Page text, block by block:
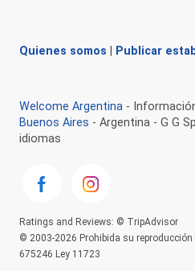
Quienes somos Publicar
Welcome Argentina -
Buenos Aires - Argentina - G G
idiomas
Ratings and Reviews: © TripAdvisor
© 2003-2026 Prohibida su
675246 Ley 11723